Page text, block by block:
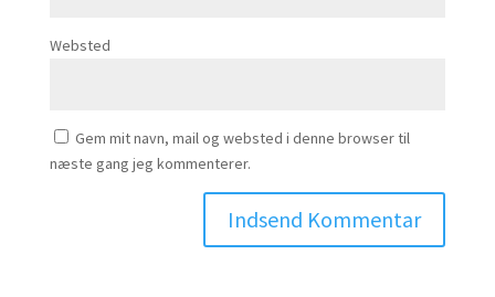
Websted
Gem mit navn, mail og websted i denne browser til
næste gang jeg kommenterer.